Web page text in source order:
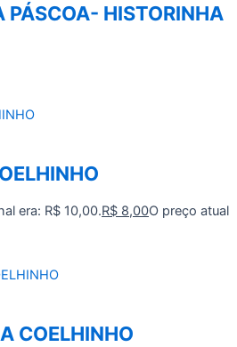
PÁSCOA- HISTORINHA
era: R$ 10,00.R$ 8,00O preço atual
COELHINHO